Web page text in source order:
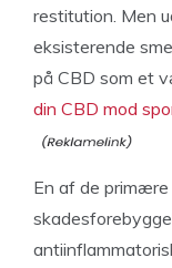
restitution. Men
eksisterende
på CBD som et
din CBD mod
En af de primære